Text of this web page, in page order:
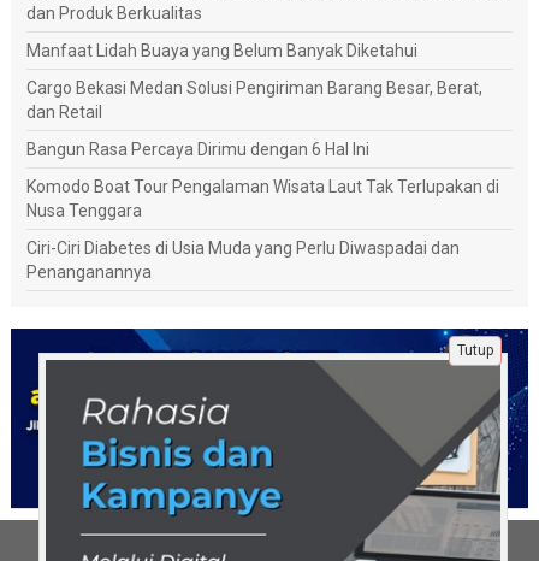
dan Produk Berkualitas
Manfaat Lidah Buaya yang Belum Banyak Diketahui
Cargo Bekasi Medan Solusi Pengiriman Barang Besar, Berat,
dan Retail
Bangun Rasa Percaya Dirimu dengan 6 Hal Ini
Komodo Boat Tour Pengalaman Wisata Laut Tak Terlupakan di
Nusa Tenggara
Ciri-Ciri Diabetes di Usia Muda yang Perlu Diwaspadai dan
Penanganannya
Tutup